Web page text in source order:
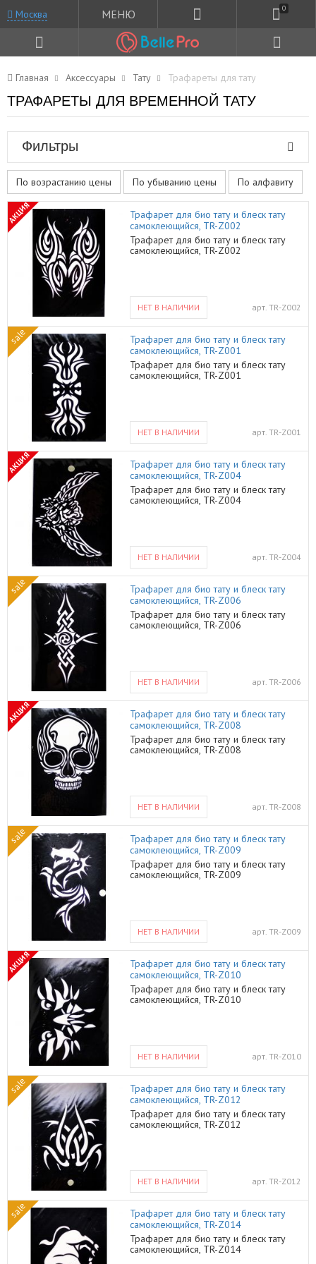
Москва МЕНЮ 0
Главная Аксессуары Тату Трафареты для тату
ТРАФАРЕТЫ ДЛЯ ВРЕМЕННОЙ ТАТУ
Фильтры
По возрастанию цены По убыванию цены По алфавиту
АКЦИЯ
Трафарет для био тату и блеск тату
самоклеющийся, TR-Z002
Трафарет для био тату и блеск тату
самоклеющийся, TR-Z002
НЕТ В НАЛИЧИИ арт. TR-Z002
sale
Трафарет для био тату и блеск тату
самоклеющийся, TR-Z001
Трафарет для био тату и блеск тату
самоклеющийся, TR-Z001
НЕТ В НАЛИЧИИ арт. TR-Z001
АКЦИЯ
Трафарет для био тату и блеск тату
самоклеющийся, TR-Z004
Трафарет для био тату и блеск тату
самоклеющийся, TR-Z004
НЕТ В НАЛИЧИИ арт. TR-Z004
sale
Трафарет для био тату и блеск тату
самоклеющийся, TR-Z006
Трафарет для био тату и блеск тату
самоклеющийся, TR-Z006
НЕТ В НАЛИЧИИ арт. TR-Z006
АКЦИЯ
Трафарет для био тату и блеск тату
самоклеющийся, TR-Z008
Трафарет для био тату и блеск тату
самоклеющийся, TR-Z008
НЕТ В НАЛИЧИИ арт. TR-Z008
sale
Трафарет для био тату и блеск тату
самоклеющийся, TR-Z009
Трафарет для био тату и блеск тату
самоклеющийся, TR-Z009
НЕТ В НАЛИЧИИ арт. TR-Z009
АКЦИЯ
Трафарет для био тату и блеск тату
самоклеющийся, TR-Z010
Трафарет для био тату и блеск тату
самоклеющийся, TR-Z010
НЕТ В НАЛИЧИИ арт. TR-Z010
sale
Трафарет для био тату и блеск тату
самоклеющийся, TR-Z012
Трафарет для био тату и блеск тату
самоклеющийся, TR-Z012
НЕТ В НАЛИЧИИ арт. TR-Z012
sale
Трафарет для био тату и блеск тату
самоклеющийся, TR-Z014
Трафарет для био тату и блеск тату
самоклеющийся, TR-Z014